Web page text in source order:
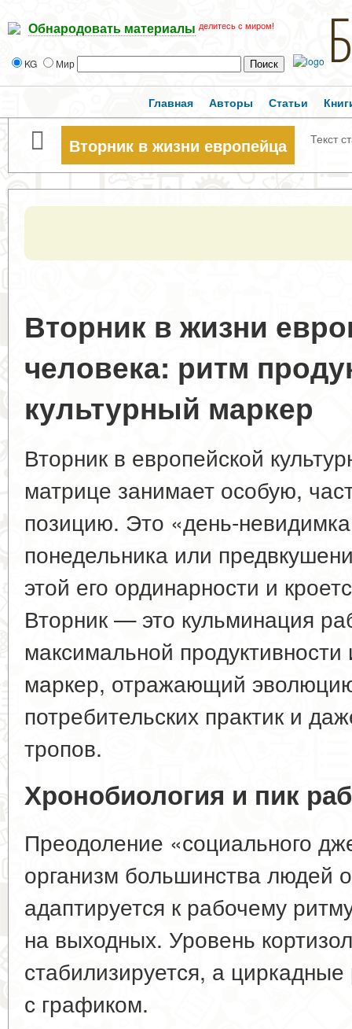
Обнародовать материалы делитесь с миром!
KG Мир
Главная Авторы Статьи
Вторник в жизни европейца Текст
Вторник в жизни
человека: ритм
культурный маркер
Вторник в европейской
матрице занимает особую,
позицию. Это «день-
понедельника или
этой его ординарности и
Вторник — это кульминация
максимальной
маркер, отражающий
потребительских практик и
тропов.
Хронобиология и пик
Преодоление «социального
организм большинства людей
адаптируется к рабочему
на выходных. Уровень
стабилизируется, а
с графиком.